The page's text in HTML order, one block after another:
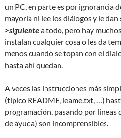
un PC, en parte es por ignorancia
mayoría ni lee los diálogos y le dan
>siguientea todo, pero hay
instalan cualquier cosa o les da
menos cuando se topan con el
hasta ahí quedan.
A veces las instrucciones más
(típico README, leame.txt, …)
programación, pasando por lineas
de ayuda) son incomprensibles.